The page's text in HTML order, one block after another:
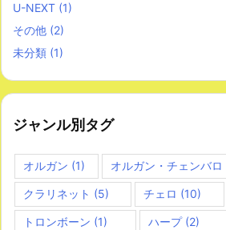
U-NEXT (1)
その他 (2)
未分類 (1)
ジャンル別タグ
オルガン (1) オルガン・チェンバロ
クラリネット (5) チェロ (10)
トロンボーン (1) ハープ(2)